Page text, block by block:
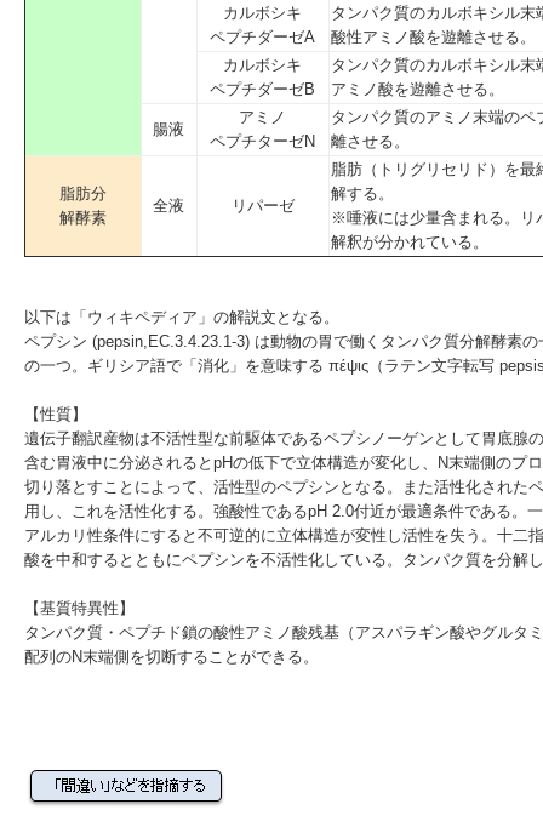
カルボシキ
ペプチダーゼA
タンパク質のカルボキシル
酸性アミノ酸を遊離させる。
カルボシキ
ペプチダーゼB
タンパク質のカルボキシル
アミノ酸を遊離させる。
腸液
アミノ
ペプチターゼN
タンパク質のアミノ末端の
離させる。
脂肪分
解酵素
全液 リパーゼ
脂肪（ トリグリセリド ）を最
解する。
※唾液には少量含まれる。リ
解釈が分かれている。
以下は「ウィキペディア」の解説文となる。
ペプシン (pepsin, EC.3.4.23.1-3) は動物の胃で働く タンパク質分解酵素の
の一つ。 ギリシア語で「消化」を意味する πέψις（ラテン文字転写
【性質】
遺伝子翻訳産物は不活性型な前駆体であるペプシノーゲン として胃底腺の
含む胃液中に分泌されると pHの低下で立体構造が変化し、N末端側のプ
切り落とすことによって、活性型のペプシンとなる。また活性化された
用し、これを活性化する。強酸性であるpH 2.0付近が最適条件である。
アルカリ性条件にすると不可逆的に立体構造が変性し活性を失う。 十二
酸を中和するとともにペプシンを不活性化している。タンパク質を分解
【基質特異性】
タンパク質・ペプチド鎖の酸性アミノ酸残基（ アスパラギン酸やグルタ
配列のN末端側を切断することができる。